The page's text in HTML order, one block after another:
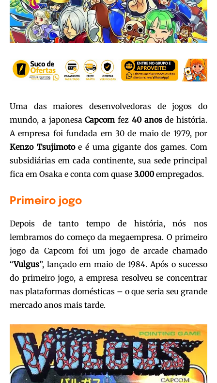
Uma das maiores desenvolvedoras de jogos do
mundo, a japonesaCapcom fez 40 anosde história.
A empresa foi fundada em 30 de maio de 1979, por
Kenzo Tsujimotoe é uma gigante dos games. Com
subsidiárias em cada continente, sua sede principal
fica em Osaka e conta com quase 3.000empregados.
Primeiro jogo
Depois de tanto tempo de história, nós nos
lembramos do começo da megaempresa. O primeiro
jogo da Capcom foi um jogo de arcade chamado
“Vulgus”, lançado em maio de 1984. Após o sucesso
do primeiro jogo, a empresa resolveu se concentrar
nas plataformas domésticas – o que seria seu grande
mercado anos mais tarde.